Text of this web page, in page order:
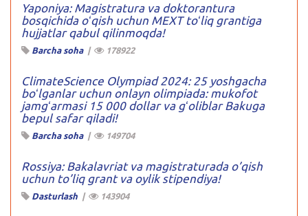
Yaponiya: Magistratura va doktorantura
bosqichida oʻqish uchun MEXT toʻliq grantiga
hujjatlar qabul qilinmoqda!
Barcha soha| 178922
ClimateScience Olympiad 2024: 25 yoshgacha
boʻlganlar uchun onlayn olimpiada: mukofot
jamgʻarmasi 15 000 dollar va gʻoliblar Bakuga
bepul safar qiladi!
Barcha soha| 149704
Rossiya: Bakalavriat va magistraturada o’qish
uchun to’liq grant va oylik stipendiya!
Dasturlash | 143904